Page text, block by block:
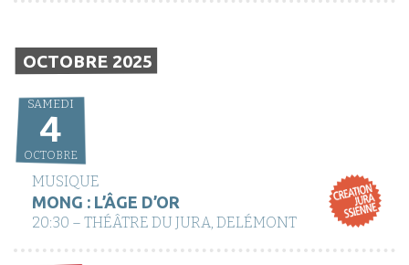
OCTOBRE 2025
SAMEDI
4
OCTOBRE
MUSIQUE
MONG : L’ÂGE D’OR
20:30 – THÉÂTRE DU JURA, DELÉMONT